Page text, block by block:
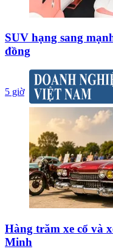
SUV hạng sang
đồng
5 giờ
Hàng trăm xe cổ và
Minh